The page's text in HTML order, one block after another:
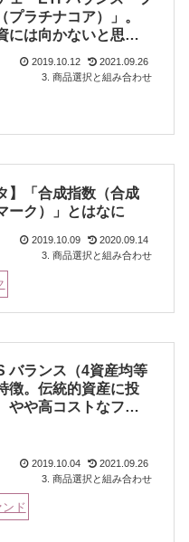
プラチナコア）」。
には向かないと思い
2019.10.12
2021.09.26
3. 商品選択と組み合わせ
】「合成指数（合成
ーク）」とはなに
2019.10.09
2020.09.14
3. 商品選択と組み合わせ
バランス（4資産均等
徴。伝統的資産に投
やや高コストなファ
2019.10.04
2021.09.26
3. 商品選択と組み合わせ
ド